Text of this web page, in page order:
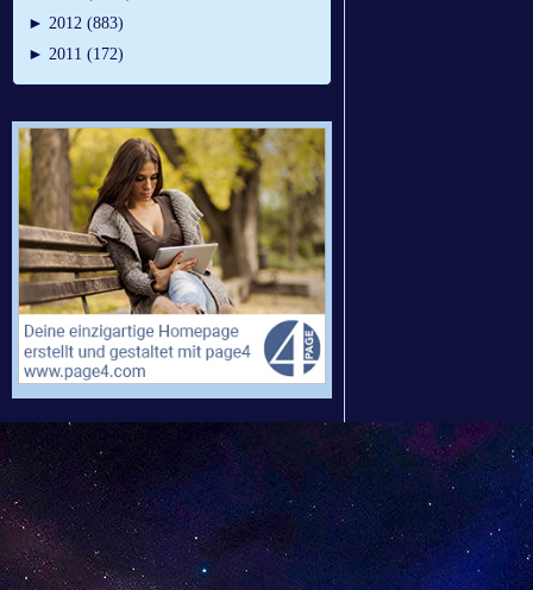
► 2012 (883)
► 2011 (172)